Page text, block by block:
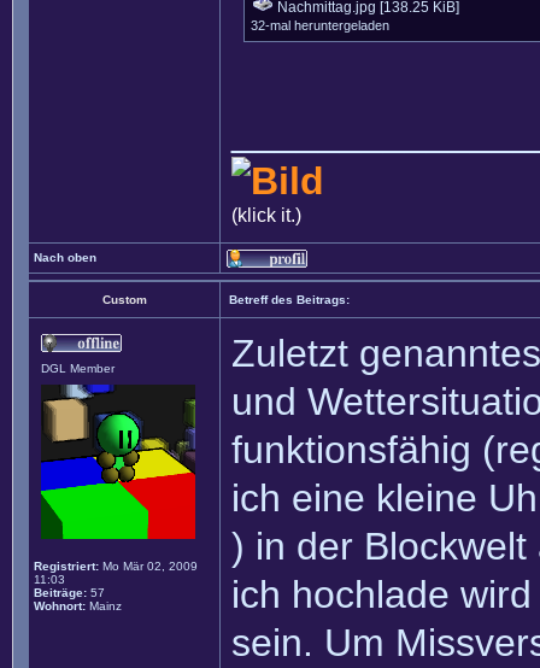
Nachmittag.jpg [138.25 KiB]
32-mal heruntergeladen
(klick it.)
Nach oben
Custom Betreff des Beitrags:
DGL Member
Registriert: Mo Mär 02, 2009
11:03
Beiträge: 57
Wohnort: Mainz
Zuletzt
und
funktionsfähig
ich eine kleine
) in der
ich hochlade
sein. Um